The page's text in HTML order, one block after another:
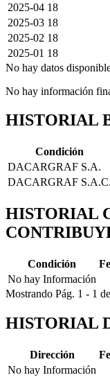
2025-04 18
2025-03 18
2025-02 18
2025-01 18
No hay datos
No hay información
HISTORIAL
Condición
DACARGRAF S.A.
DACARGRAF S.A.C.
HISTORIAL
Condición
No hay Información
Mostrando Pág. 1 - 1 de
HISTORIAL
Dirección
No hay Información